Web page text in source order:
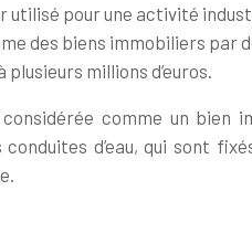
utilisé pour une activité
des biens immobiliers
millions d’euros.
comme un
d’eau, qui sont